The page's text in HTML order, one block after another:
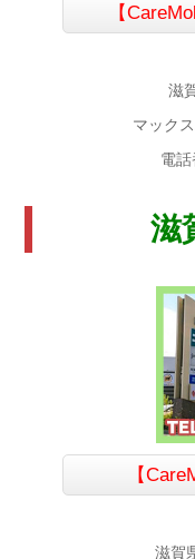
【
滋
マック
電
滋
【
滋賀